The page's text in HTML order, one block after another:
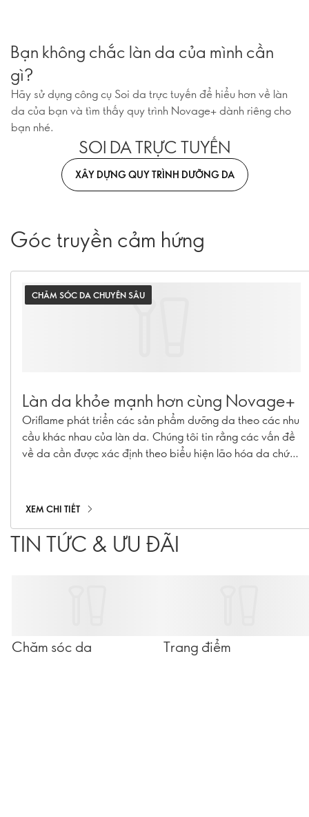
Bạn không chắc làn da của mình cần
gì?
Hãy sử dụng công cụ Soi da trực tuyến để hiểu hơn về làn
da của bạn và tìm thấy quy trình Novage+ dành riêng cho
bạn nhé.
SOI DA TRỰC TUYẾN
XÂY DỰNG QUY TRÌNH DƯỠNG DA
Góc truyền cảm hứng
CHĂM SÓC DA CHUYÊN SÂU
Làn da khỏe mạnh hơn cùng Novage+
Oriflame phát triển các sản phẩm dưỡng da theo các nhu
cầu khác nhau của làn da. Chúng tôi tin rằng các vấn đề
về da cần được xác định theo biểu hiện lão hóa da chứ
XEM CHI TIẾT
TIN TỨC & ƯU ĐÃI
Chăm sóc da Trang điểm